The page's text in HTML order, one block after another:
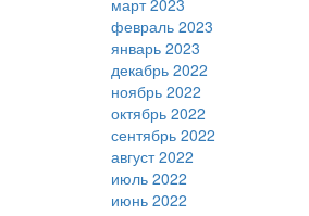
март 2023
февраль 2023
январь 2023
декабрь 2022
ноябрь 2022
октябрь 2022
сентябрь 2022
август 2022
июль 2022
июнь 2022